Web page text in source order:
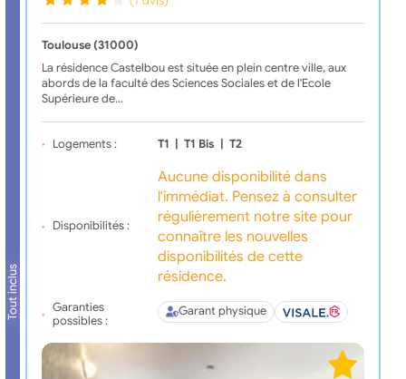
Tout inclus
Toulouse (31000)
La résidence Castelbou est située en plein centre ville, aux
abords de la faculté des Sciences Sociales et de l'Ecole
Supérieure de…
Logements : T1 | T1 Bis | T2
Disponibilités :
Aucune disponibilité dans
l'immédiat. Pensez à consulter
régulièrement notre site pour
connaître les nouvelles
disponibilités de cette
résidence.
Garanties
possibles :
Garant physique